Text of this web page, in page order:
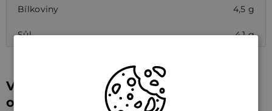
Bílkoviny 4,5 g
Sůl 4,1 g
Vyzkoušejte recepty s naší Kung pao
omáčkou